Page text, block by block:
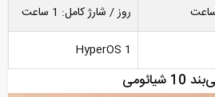
روز / شارژ کامل: 1 ساعت
HyperOS 1